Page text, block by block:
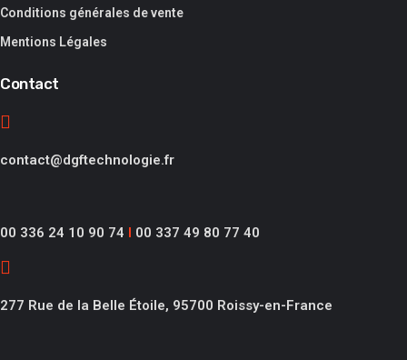
Conditions générales de vente
Mentions Légales
Contact
contact@dgftechnologie.fr
00 336 24 10 90 74 I 00 337 49 80 77 40
277 Rue de la Belle Étoile, 95700 Roissy-en-France